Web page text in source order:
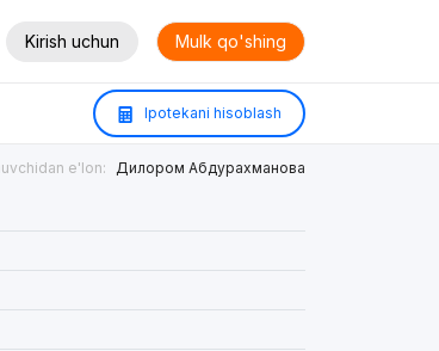
Kirish uchun Mulk qo'shing
Ipotekani hisoblash
e'lon: Дилором Абдурахманова